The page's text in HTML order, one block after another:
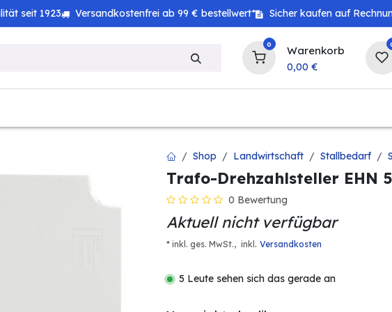
seit 1923 Versandkostenfrei ab 99 € bestellwert* Sicher kaufen auf
0 Warenkorb
0,00 €
Shop Landwirtschaft Stallbedarf
Trafo-Drehzahlsteller EHN
0 Bewertung
Aktuell nicht verfügbar
* inkl. ges. MwSt., inkl . Versandkosten
5 Leute sehen sich das gerade an